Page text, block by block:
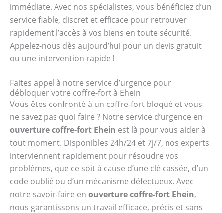
immédiate. Avec nos spécialistes, vous bénéficiez d’un
service fiable, discret et efficace pour retrouver
rapidement l’accès à vos biens en toute sécurité.
Appelez-nous dès aujourd’hui pour un devis gratuit
ou une intervention rapide !
Faites appel à notre service d’urgence pour
débloquer votre coffre-fort à Ehein
Vous êtes confronté à un coffre-fort bloqué et vous
ne savez pas quoi faire ? Notre service d’urgence en
ouverture coffre-fort Ehein est là pour vous aider à
tout moment. Disponibles 24h/24 et 7j/7, nos experts
interviennent rapidement pour résoudre vos
problèmes, que ce soit à cause d’une clé cassée, d’un
code oublié ou d’un mécanisme défectueux. Avec
notre savoir-faire en ouverture coffre-fort Ehein,
nous garantissons un travail efficace, précis et sans